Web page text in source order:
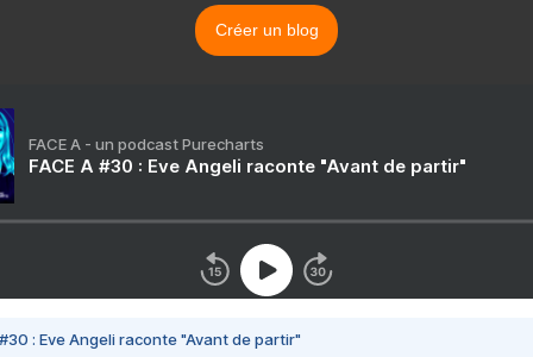
Créer un blog
FACE A - un podcast Purecharts
FACE A #30 : Eve Angeli raconte "Avant de partir"
#30 : Eve Angeli raconte "Avant de partir"